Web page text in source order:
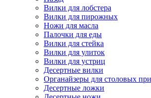
Вилки для лобстера
Вилки для пирожных
Ножи для масла
Палочки для еды
Вилки для стейка
Вилки для улиток
Вилки для устриц
Десертные вилки
Органайзеры для столовых
Десертные ложки